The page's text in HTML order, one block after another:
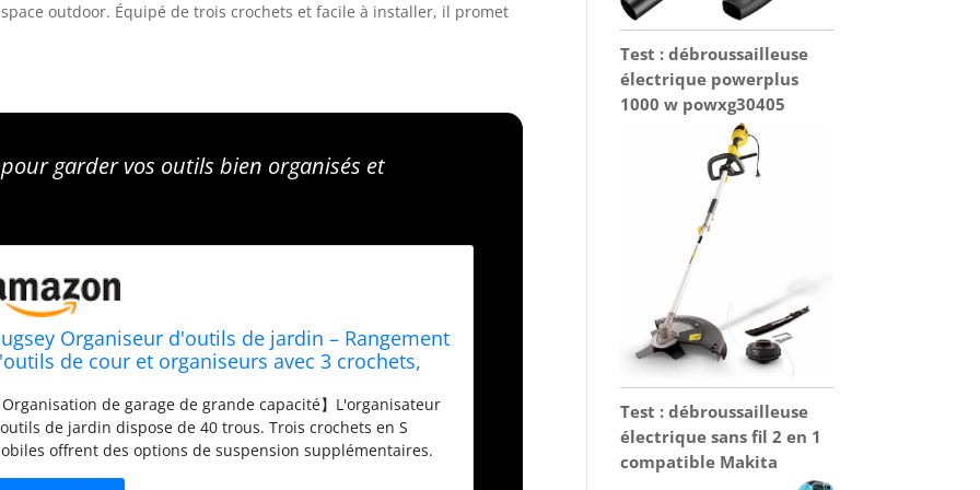
outdoor. Équipé de trois crochets et facile à installer, il promet
garder vos outils bien organisés et
Organiseur d'outils de jardin – Rangement
de cour et organiseurs avec 3 crochets,
de jardin, extérieur, garage, noir
Organisation de garage de grande capacité】L'organisateur
de jardin dispose de 40 trous. Trois crochets en S
offrent des options de suspension supplémentaires.
Test : débroussailleuse
électrique powerplus
1000 w powxg30405
Test : débroussailleuse
électrique sans fil 2 en 1
compatible Makita